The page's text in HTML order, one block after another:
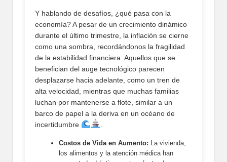
Y hablando de desafíos, ¿qué pasa con la
economía? A pesar de un crecimiento dinámico
durante el último trimestre, la inflación se cierne
como una sombra, recordándonos la fragilidad
de la estabilidad financiera. Aquellos que se
benefician del auge tecnológico parecen
desplazarse hacia adelante, como un tren de
alta velocidad, mientras que muchas familias
luchan por mantenerse a flote, similar a un
barco de papel a la deriva en un océano de
incertidumbre
Costos de Vida en Aumento: La vivienda,
los alimentos y la atención médica han